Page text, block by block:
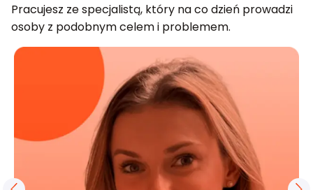
Pracujesz ze specjalistą, który na co dzień prowadzi
osoby z podobnym celem i problemem.